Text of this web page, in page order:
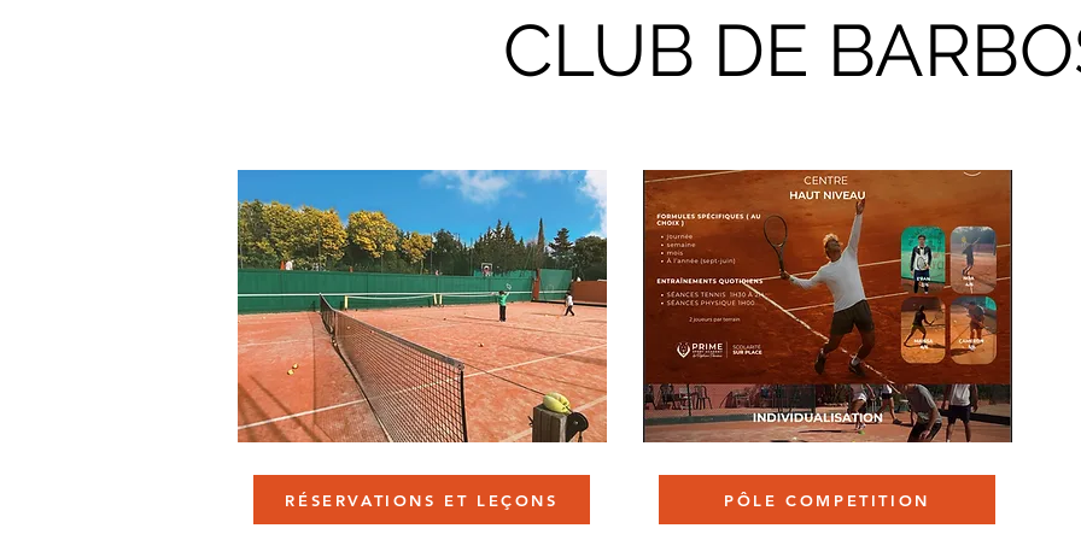
CLUB DE
RÉSERVATIONS ET LEÇONS PÔLE COMPETITION